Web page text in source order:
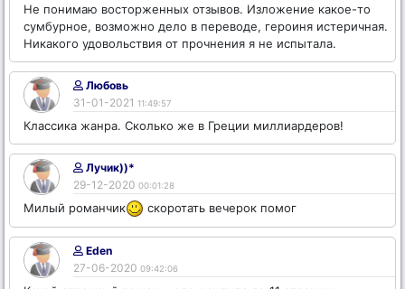
Не понимаю восторженных отзывов. Изложение какое-то
сумбурное, возможно дело в переводе, героиня истеричная.
Никакого удовольствия от прочнения я не испытала.
Любовь
31-01-2021 11:49:57
Классика жанра. Сколько же в Греции миллиардеров!
Лучик))*
29-12-2020 00:01:28
Милый романчик скоротать вечерок помог
Eden
27-06-2020 09:42:06